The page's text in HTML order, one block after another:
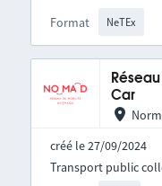
Format NeTEx
Car
créé le 27/09/2024
Transport public